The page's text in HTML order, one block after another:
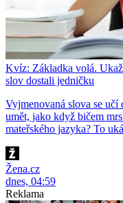
Kvíz: Základka volá.
slov dostali jedničku
Vyjmenovaná slova se
umět, jako když bičem
mateřského jazyka? To
Žena.cz
dnes, 04:59
Reklama